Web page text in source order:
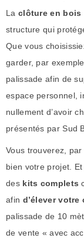
La clôture en bois
structure qui
Que vous
garder, par
palissade afin de
espace personnel,
nullement d’avoir
présentés par Sud
Vous trouverez,
bien votre projet.
des kits complets
afin d’élever
palissade de 10
de vente « avec